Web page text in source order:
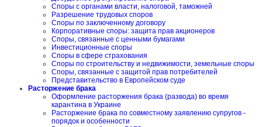
Споры с органами власти, налоговой, таможней
Разрешение трудовых споров
Споры по заключенному договору
Корпоративные споры: защита прав акционеров
Споры, связанные с ценными бумагами
Инвестиционные споры
Споры в сфере страхования
Споры по строительству и недвижимости, земельные споры
Споры, связанные с защитой прав потребителей
Представительство в Европейском суде
Расторжение брака
Оформление расторжения брака (развода) во время
карантина в Украине
Расторжение брака по совместному заявлению супругов -
порядок и особенности